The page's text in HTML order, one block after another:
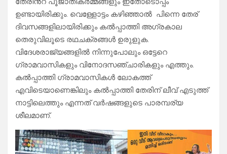
ഉണ്ടായിരിക്കും. വെള്ളോട്ടം കഴിഞ്ഞാൽ പിന്നെ തേര്
ദിവസങ്ങളിലായിരിക്കും കൽപ്പാത്തി അഗ്രകാല
തെരുവിലൂടെ രഥചക്രങ്ങൾ ഉരുളുക.
വിദേശരാജ്യങ്ങളിൽ നിന്നുപോലും ഒട്ടേറെ
ഗ്രാമവാസികളും വിനോദസഞ്ചാരികളും എത്തും.
കൽപ്പാത്തി ഗ്രാമവാസികൾ ലോകത്ത്
എവിടെയാണെങ്കിലും കൽപ്പാത്തി തേരിന് ലീവ് എടുത്ത്
നാട്ടിലെത്തും എന്നത് വർഷങ്ങളുടെ പാരമ്പര്യ
ശീലമാണ്.